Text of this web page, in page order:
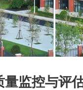
量监控与评